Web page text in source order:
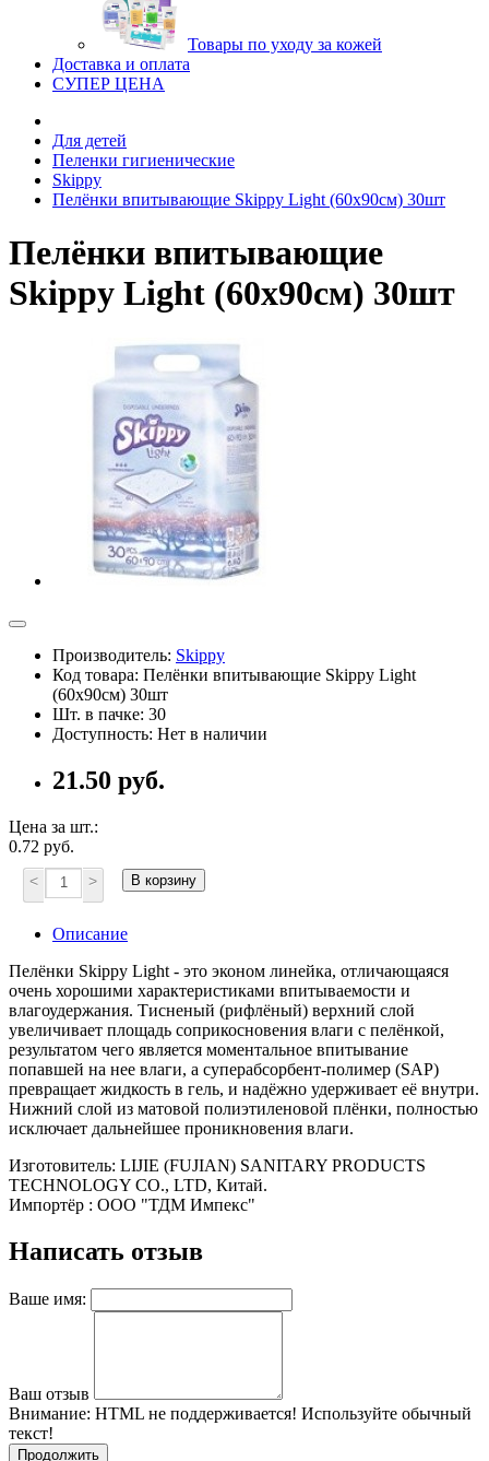
Товары по уходу за кожей
Доставка и оплата
СУПЕР ЦЕНА
Для детей
Пеленки гигиенические
Skippy
Пелёнки впитывающие Skippy Light (60х90см) 30шт
Пелёнки впитывающие
Skippy Light (60х90см) 30шт
Производитель: Skippy
Код товара: Пелёнки впитывающие Skippy Light
(60х90см) 30шт
Шт. в пачке: 30
Доступность: Нет в наличии
21.50 руб.
Цена за шт.:
0.72 руб.
< > В корзину
Описание
Пелёнки Skippy Light - это эконом линейка, отличающаяся
очень хорошими характеристиками впитываемости и
влагоудержания. Тисненый (рифлёный) верхний слой
увеличивает площадь соприкосновения влаги с пелёнкой,
результатом чего является моментальное впитывание
попавшей на нее влаги, а суперабсорбент-полимер (SAP)
превращает жидкость в гель, и надёжно удерживает её внутри.
Нижний слой из матовой полиэтиленовой плёнки, полностью
исключает дальнейшее проникновения влаги.
Изготовитель: LIJIE (FUJIAN) SANITARY PRODUCTS
TECHNOLOGY CO., LTD, Китай.
Импортёр : ООО "ТДМ Импекс"
Написать отзыв
Ваше имя:
Ваш отзыв
Внимание: HTML не поддерживается! Используйте обычный
текст!
Продолжить